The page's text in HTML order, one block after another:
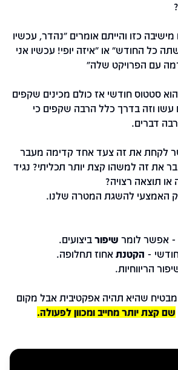
מישיבה כזו והייתם אומרים "נהדר, עכשיו
כל החודש" או "איזה יופי! עכשיו אני
עם הפרויקט שלה"
סטטוס חודשי אז כולם מכינים שקפים
וזה בדרך כלל הרבה שקפים כי
דברים.
לקחת את זה צעד אחד קדימה מעבר
את זה למשהו קצת יותר תכליתי? נגיד
תוצאה רצויה?
רק האמצעי להשגת המטרה שלנו.
- אפשר לומר שיפור ביצועים.
- הקטנת אחוז תחלופה.
הריווחיות.
מבטיח שהיא תהיה אפקטיבית אבל מקום
שם קצת יותר מחייב ומכוון לפעולה.